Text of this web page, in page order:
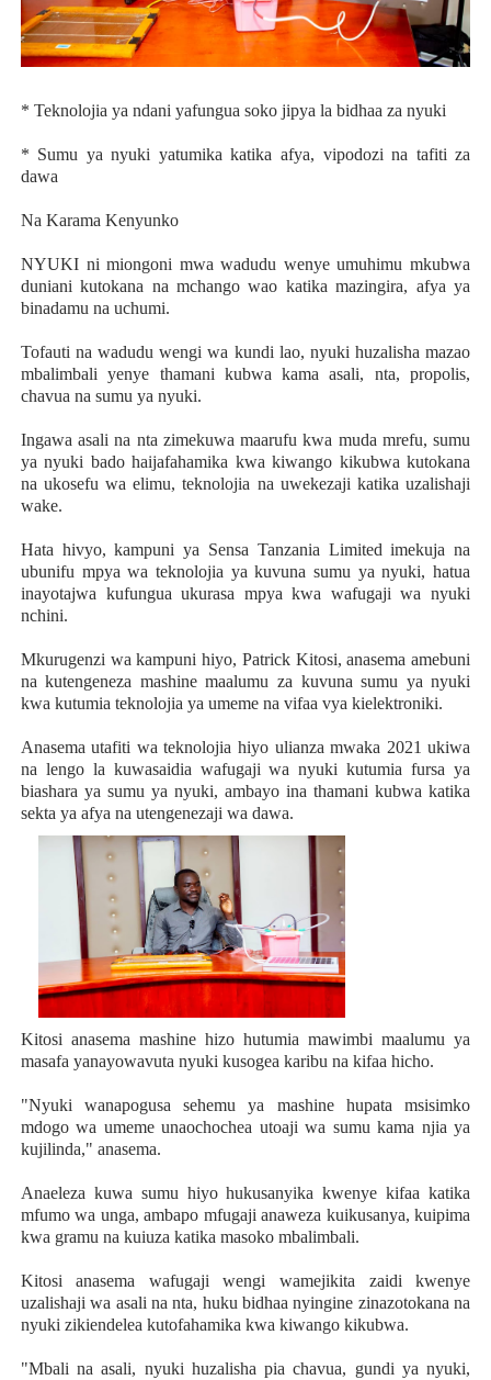
* Teknolojia ya ndani yafungua soko jipya la bidhaa za nyuki
* Sumu ya nyuki yatumika katika afya, vipodozi na tafiti za
dawa
Na Karama Kenyunko
NYUKI ni miongoni mwa wadudu wenye umuhimu mkubwa
duniani kutokana na mchango wao katika mazingira, afya ya
binadamu na uchumi.
Tofauti na wadudu wengi wa kundi lao, nyuki huzalisha mazao
mbalimbali yenye thamani kubwa kama asali, nta, propolis,
chavua na sumu ya nyuki.
Ingawa asali na nta zimekuwa maarufu kwa muda mrefu, sumu
ya nyuki bado haijafahamika kwa kiwango kikubwa kutokana
na ukosefu wa elimu, teknolojia na uwekezaji katika uzalishaji
wake.
Hata hivyo, kampuni ya Sensa Tanzania Limited imekuja na
ubunifu mpya wa teknolojia ya kuvuna sumu ya nyuki, hatua
inayotajwa kufungua ukurasa mpya kwa wafugaji wa nyuki
nchini.
Mkurugenzi wa kampuni hiyo, Patrick Kitosi, anasema amebuni
na kutengeneza mashine maalumu za kuvuna sumu ya nyuki
kwa kutumia teknolojia ya umeme na vifaa vya kielektroniki.
Anasema utafiti wa teknolojia hiyo ulianza mwaka 2021 ukiwa
na lengo la kuwasaidia wafugaji wa nyuki kutumia fursa ya
biashara ya sumu ya nyuki, ambayo ina thamani kubwa katika
sekta ya afya na utengenezaji wa dawa.
Kitosi anasema mashine hizo hutumia mawimbi maalumu ya
masafa yanayowavuta nyuki kusogea karibu na kifaa hicho.
"Nyuki wanapogusa sehemu ya mashine hupata msisimko
mdogo wa umeme unaochochea utoaji wa sumu kama njia ya
kujilinda," anasema.
Anaeleza kuwa sumu hiyo hukusanyika kwenye kifaa katika
mfumo wa unga, ambapo mfugaji anaweza kuikusanya, kuipima
kwa gramu na kuiuza katika masoko mbalimbali.
Kitosi anasema wafugaji wengi wamejikita zaidi kwenye
uzalishaji wa asali na nta, huku bidhaa nyingine zinazotokana na
nyuki zikiendelea kutofahamika kwa kiwango kikubwa.
"Mbali na asali, nyuki huzalisha pia chavua, gundi ya nyuki,